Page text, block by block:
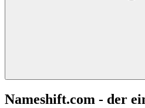
Nameshift.com - der